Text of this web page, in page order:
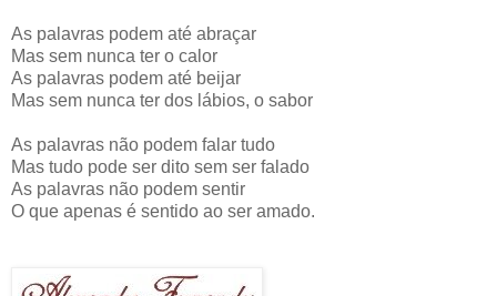
As palavras podem até abraçar
Mas sem nunca ter o calor
As palavras podem até beijar
Mas sem nunca ter dos lábios, o sabor
As palavras não podem falar tudo
Mas tudo pode ser dito sem ser falado
As palavras não podem sentir
O que apenas é sentido ao ser amado.